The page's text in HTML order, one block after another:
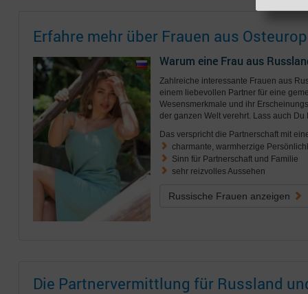
Erfahre mehr über Frauen aus
Warum eine Frau aus
Zahlreiche interessante Frauen aus
einem liebevollen Partner für eine
Wesensmerkmale und ihr
der ganzen Welt verehrt. Lass auch
Das verspricht die Partnerschaft mit
charmante, warmherzige
Sinn für Partnerschaft und Familie
sehr reizvolles Aussehen
Russische Frauen anzeigen
Die Partnervermittlung für Russland